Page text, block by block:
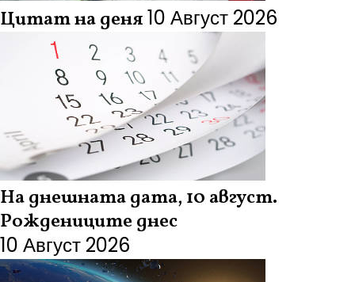
Цитат на деня10 Август 2026
На днешната дата, 10 август.
Рождениците днес
10 Август 2026